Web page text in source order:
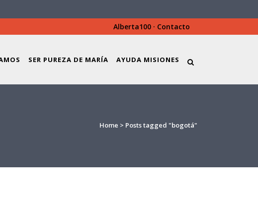
Alberta100 · Contacto
SER PUREZA DE MARÍA AYUDA MISIONES
Home > Posts tagged "bogotá"